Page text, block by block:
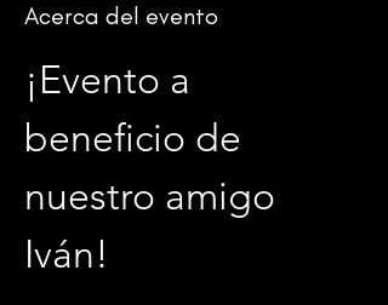
Acerca del evento
¡Evento a
beneficio de
nuestro amigo
Iván!